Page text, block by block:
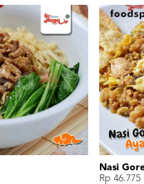
Nasi
Rp 46.775